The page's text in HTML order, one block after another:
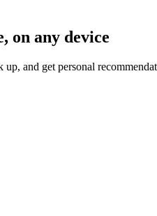
on any device
up, and get personal